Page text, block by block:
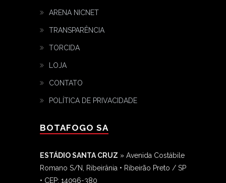
ARENA NICNET
TRANSPARÊNCIA
TORCIDA
LOJA
CONTATO
POLÍTICA DE PRIVACIDADE
BOTAFOGO SA
ESTÁDIO SANTA CRUZ » Avenida Costábile
Romano S/N, Ribeirânia • Ribeirão Preto / SP
• CEP: 14096-380